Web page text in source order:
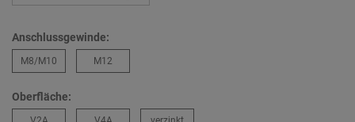
Anschlussgewinde:
M8/M10 M12
Oberfläche: